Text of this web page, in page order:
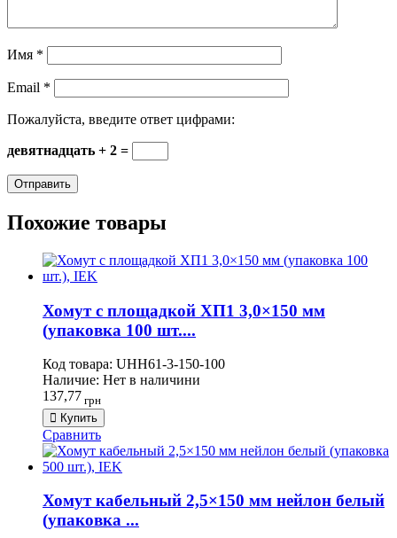
Имя *
Email *
Пожалуйста, введите ответ цифрами:
девятнадцать + 2 =
Похожие товары
Хомут с площадкой ХП1 3,0×150 мм
(упаковка 100 шт....
Код товара: UHH61-3-150-100
Наличие: Нет в наличини
137,77 грн
Купить
Сравнить
Хомут кабельный 2,5×150 мм нейлон белый
(упаковка ...